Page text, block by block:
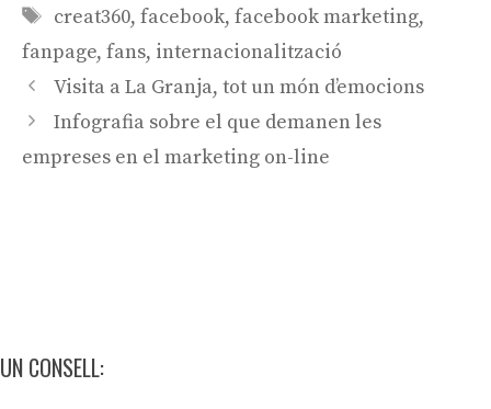
Etiquetes
creat360, facebook, facebook marketing,
fanpage, fans, internacionalització
Navegació
per
entrades
Visita a La Granja, tot un món d’emocions
Infografia sobre el que demanen les
empreses en el marketing on-line
UN CONSELL: